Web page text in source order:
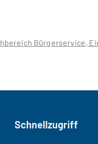
Bürgerservice,
Schnellzugriff